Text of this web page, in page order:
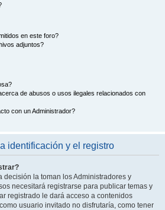
en este foro?
adjuntos?
de abusos o usos ilegales relacionados con
con un Administrador?
identificación y el registro
decisión la toman los Administradores y
necesitará registrarse para publicar temas y
registrado le dará acceso a contenidos
usuario invitado no disfrutaría, como tener